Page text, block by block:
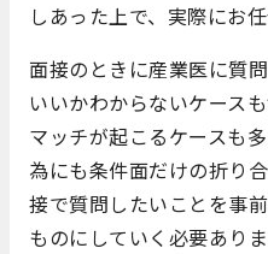
しあった上で、実際にお
面接のときに産業医に質
いいかわからないケース
マッチが起こるケースも
為にも条件面だけの折り
接で質問したいことを事
ものにしていく必要ありま